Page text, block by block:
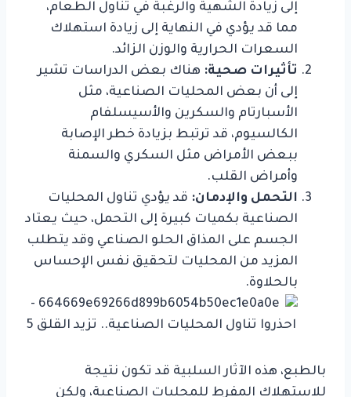
إلى زيادة الشهية والرغبة في تناول الطعام،
مما قد يؤدي في النهاية إلى زيادة استهلاك
السعرات الحرارية والوزن الزائد.
تأثيرات صحية: هناك بعض الدراسات تشير
إلى أن بعض المحليات الصناعية، مثل
الأسبارتام والسكرين والأسيسلفام
الكالسيوم، قد ترتبط بزيادة خطر الإصابة
ببعض الأمراض مثل السكري والسمنة
وأمراض القلب.
التحمل والإدمان: قد يؤدي تناول المحليات
الصناعية بكميات كبيرة إلى التحمل، حيث يعتاد
الجسم على المذاق الحلو الصناعي وقد يتطلب
المزيد من المحليات لتحقيق نفس الإحساس
بالحلاوة.
بالطبع، هذه الآثار السلبية قد تكون نتيجة
للاستهلاك المفرط للمحليات الصناعية، ولكن